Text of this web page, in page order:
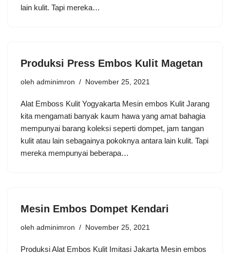
lain kulit. Tapi mereka…
Produksi Press Embos Kulit Magetan
oleh adminimron November 25, 2021
Alat Emboss Kulit Yogyakarta Mesin embos Kulit Jarang
kita mengamati banyak kaum hawa yang amat bahagia
mempunyai barang koleksi seperti dompet, jam tangan
kulit atau lain sebagainya pokoknya antara lain kulit. Tapi
mereka mempunyai beberapa…
Mesin Embos Dompet Kendari
oleh adminimron November 25, 2021
Produksi Alat Embos Kulit Imitasi Jakarta Mesin embos